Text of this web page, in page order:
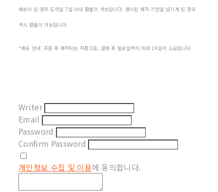
배송이 된 경우 도착일 7일 이내 환불이 가능합니다. 명시된 제작 기한을 넘기게 된 경우
역시 환불이 가능합니다.
*배송 안내: 주문 후 제작되는 작품으로, 결제 후 발송일까지 최대 14일이 소요됩니다.
Writer
Email
Password
Confirm Password
개인정보 수집 및 이용에 동의합니다.